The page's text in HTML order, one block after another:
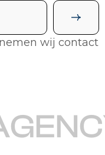
wij contact